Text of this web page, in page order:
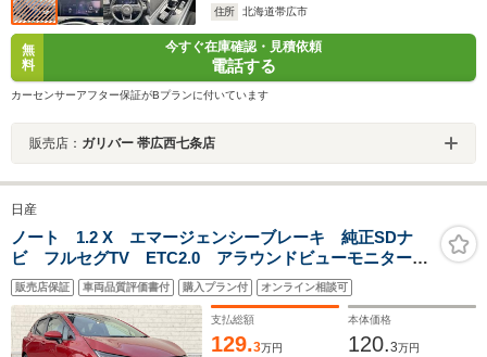
住所
北海道帯広市
無
料
今すぐ在庫確認・見積依頼
電話する
カーセンサーアフター保証がBプランに付いています
販売店： ガリバー 帯広西七条店
日産
ノート 1.2 X エマージェンシーブレーキ 純正SDナ
ビ フルセグTV ETC2.0 アラウンドビューモニター
ドライブレコーダー LEDヘッドライト 社外15インチ
アルミ クリアランスソナー オートブレーキホールド
販売店保証 車両品質評価書付 購入プラン付 オンライン相談可
支払総額
129.3万円
本体価格
120.3万円